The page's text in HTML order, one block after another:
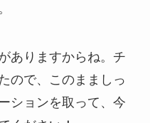
ありますからね。チ
ので、このまましっ
ションを取って、今